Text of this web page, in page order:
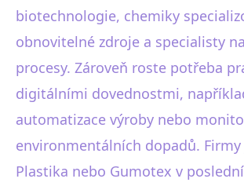
biotechnologie, chemiky
obnovitelné zdroje a specialisty
procesy. Zároveň roste potřeba
digitálními dovednostmi,
automatizace výroby nebo
environmentálních dopadů.
Plastika nebo Gumotex v